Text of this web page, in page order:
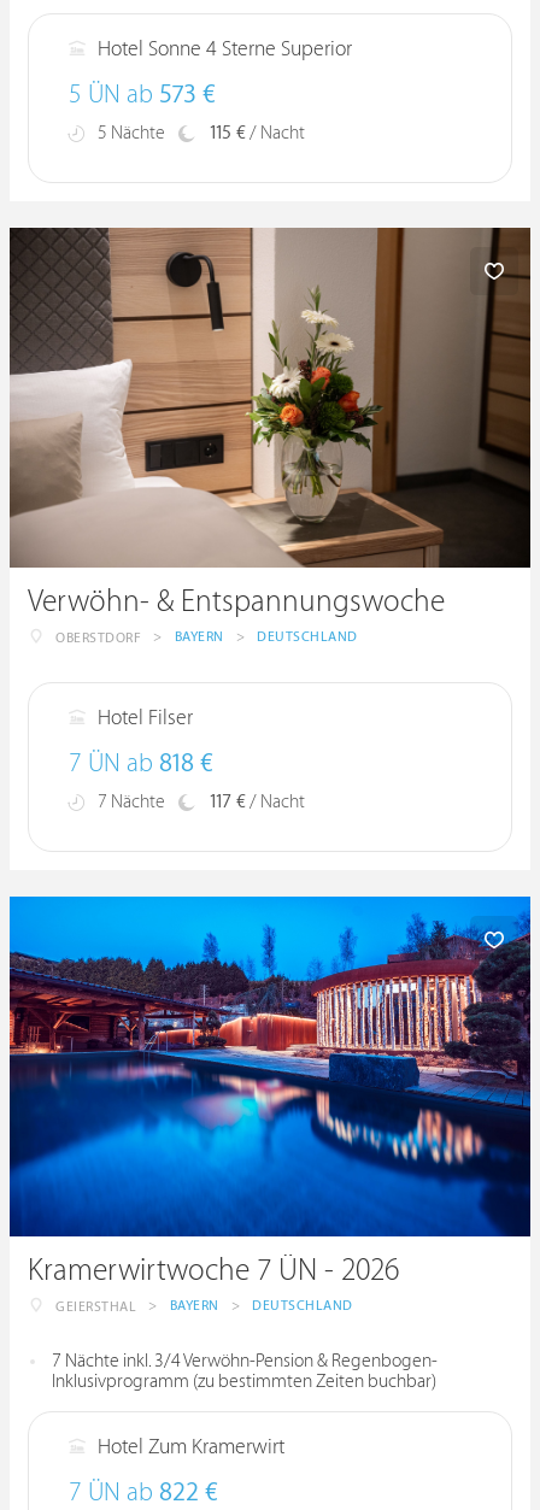
Hotel Sonne 4 Sterne Superior
5 ÜN ab 573 €
5 Nächte 115 €/ Nacht
Verwöhn- & Entspannungswoche
OBERSTDORF > BAYERN > DEUTSCHLAND
Hotel Filser
7 ÜN ab 818 €
7 Nächte 117 €/ Nacht
Kramerwirtwoche 7 ÜN - 2026
GEIERSTHAL > BAYERN > DEUTSCHLAND
7 Nächte inkl. 3/4 Verwöhn-Pension & Regenbogen-
Inklusivprogramm (zu bestimmten Zeiten buchbar)
Hotel Zum Kramerwirt
7 ÜN ab 822 €